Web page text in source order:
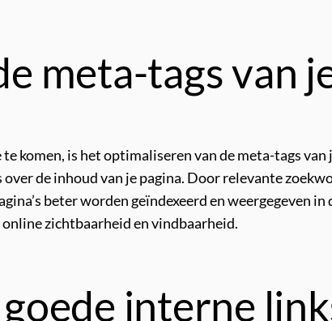
meta-tags van
komen, is het optimaliseren van de meta-tags
de inhoud van je pagina. Door relevante
beter worden geïndexeerd en weergegeven
zichtbaarheid en vindbaarheid.
interne